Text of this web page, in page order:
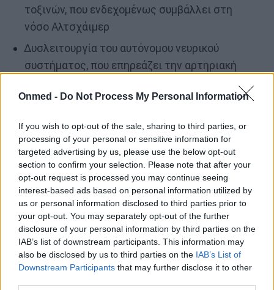
Onmed - Do Not Process My Personal Information
If you wish to opt-out of the sale, sharing to third parties, or
processing of your personal or sensitive information for
targeted advertising by us, please use the below opt-out
section to confirm your selection. Please note that after your
opt-out request is processed you may continue seeing
interest-based ads based on personal information utilized by
us or personal information disclosed to third parties prior to
your opt-out. You may separately opt-out of the further
disclosure of your personal information by third parties on the
IAB’s list of downstream participants. This information may
also be disclosed by us to third parties on the IAB’s List of
Downstream Participants that may further disclose it to other
τοξινών, που ενδεχομένως συμβάλλει στη
νόσο Αλτσχάιμερ
Δυσλειτουργία του αυτόνομου νευρικού
συστήματος, που επηρεάζει την αρτηριακή
καρδιακού ρυθμού
Με την πάροδο του χρόνου, αυτές οι επιδράσεις
επιδεινώνονται και αυξάνουν την ευαλωτότητα
τόσο σε χρόνιες όσο και σε οξείες ασθένειες.
Ποιες κατηγορίες ασθενειών
ανέδειξε η έρευνα
Οι 172 ασθένειες που σχετίζονται με τα